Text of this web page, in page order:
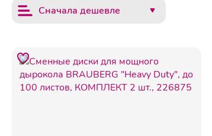
Сначала дешевле